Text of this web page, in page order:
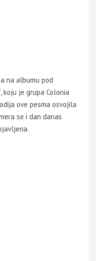
na albumu pod
koju je grupa Colonia
ove pesma osvojila
se i dan danas